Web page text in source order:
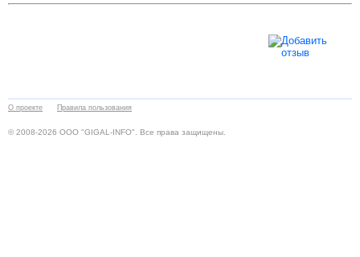
О проекте Правила пользования
© 2008-2026 ООО "GIGAL-INFO". Все права защищены.